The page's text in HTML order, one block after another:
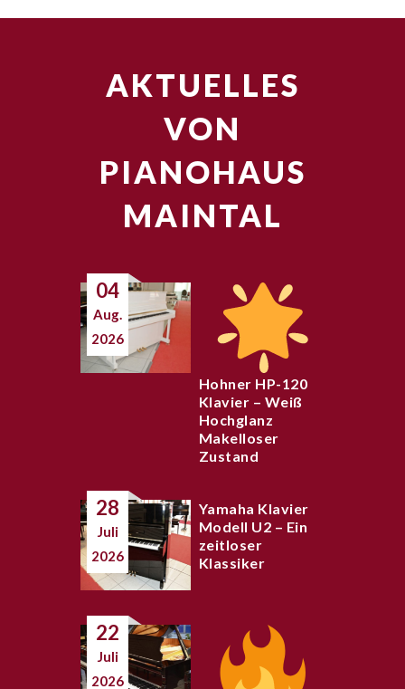
AKTUELLES
VON
PIANOHAUS
MAINTAL
04
Aug.
2026
Hohner HP-120
Klavier – Weiß
Hochglanz
Makelloser
Zustand
28
Juli
2026
Yamaha Klavier
Modell U2 – Ein
zeitloser
Klassiker
22
Juli
2026